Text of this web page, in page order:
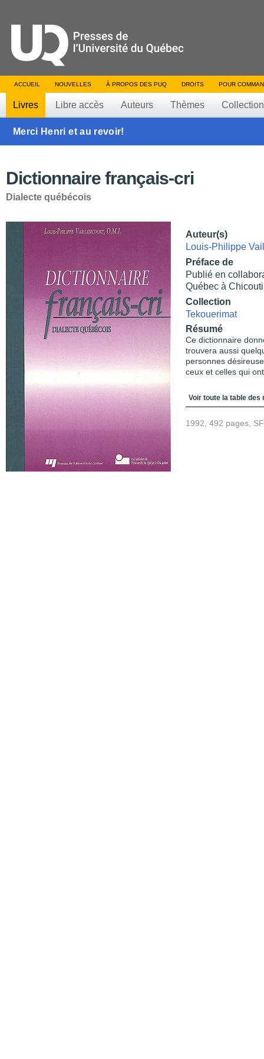
ACCUEIL NOUVELLES À PROPOS DES PUQ DROITS POUR
Livres Libre accès Auteurs Thèmes
Merci Henri et au revoir!
Dictionnaire français-cri
Dialecte québécois
Auteur(s)
Louis-Philippe
Préface de
Publié en
Québec à
Collection
Tekouerimat
Résumé
Ce dictionnaire
trouvera aussi
personnes
ceux et celles qui
Table des
Voir toute la table des
1992, 492 pages,